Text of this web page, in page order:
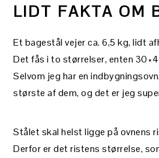
LIDT FAKTA OM
Et bagestål vejer ca. 6,5 kg, lidt
Det fås i to størrelser, enten
Selvom jeg har en
største af dem, og det er jeg
Stålet skal helst ligge på ovnens
Derfor er det ristens størrelse,